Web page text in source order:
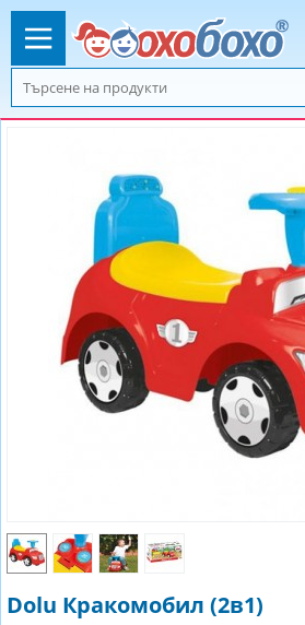
Dolu Кракомобил (2в1)